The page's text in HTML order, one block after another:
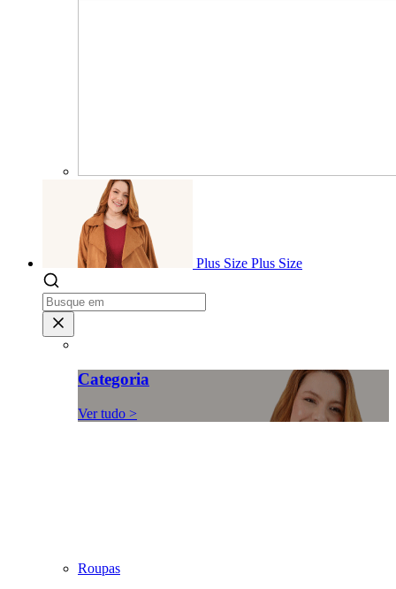
Plus Size Plus Size
Categoria
Ver tudo >
Roupas